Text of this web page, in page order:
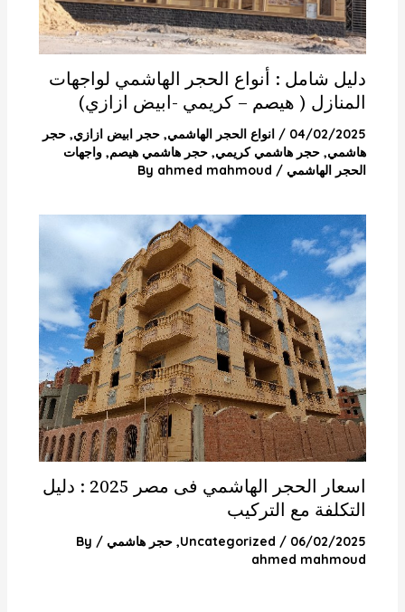
دليل شامل : أنواع الحجر الهاشمي لواجهات
المنازل ( هيصم – كريمي -ابيض ازازي)
04/02/2025
/ انواع الحجر الهاشمي, حجر ابيض ازازي, حجر
هاشمي, حجر هاشمي كريمي, حجر هاشمي هيصم, واجهات
الحجر الهاشمي / By
ahmed mahmoud
اسعار الحجر الهاشمي فى مصر 2025 : دليل
التكلفة مع التركيب
06/02/2025
/
Uncategorized
, حجر هاشمي / By
ahmed mahmoud